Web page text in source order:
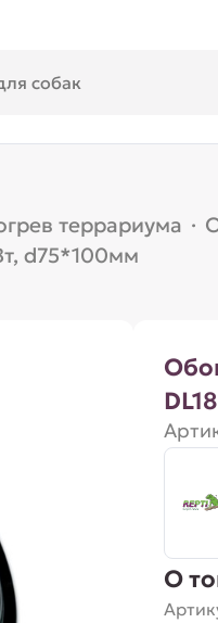
террариума ·
d75*100мм
О